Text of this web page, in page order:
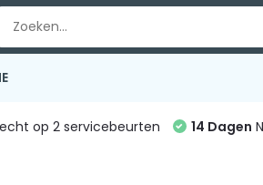
op 2 servicebeurten 14 Dagen